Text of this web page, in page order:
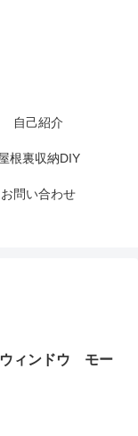
自己紹介
根裏収納DIY
お問い合わせ
ィンドウ モー